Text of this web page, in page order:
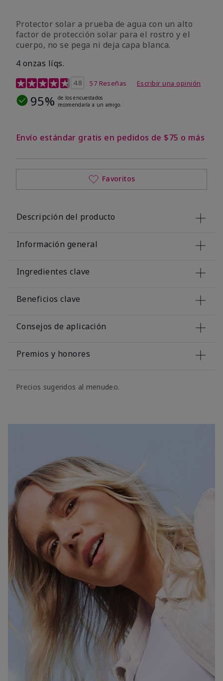
Protector solar a prueba de agua con un alto
factor de protección solar para el rostro y el
cuerpo, no se pega ni deja capa blanca.
4 onzas líqs.
Calificación de clientes de 4,2 de 5
4.8 57 Reseñas Escribir una opinión
95% de los encuestados
recomendaría a un amigo.
Envío estándar gratis en pedidos de $75 o más
Favoritos
Descripción del producto
Información general
Ingredientes clave
Beneficios clave
Consejos de aplicación
Premios y honores
Precios sugeridos al menudeo.